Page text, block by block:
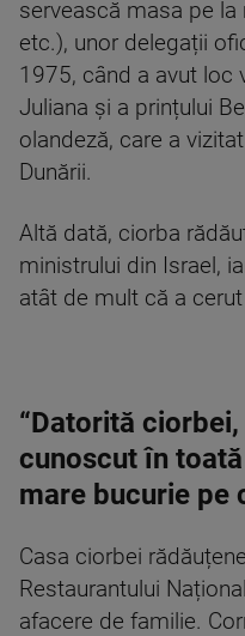
servească masa pe la
etc.), unor delegații
1975, când a avut loc
Juliana și a prințului
olandeză, care a
Dunării.
Altă dată, ciorba
ministrului din Israel,
atât de mult că a
“Datorită
cunoscut în
mare bucurie pe
Casa ciorbei
Restaurantului
afacere de familie.